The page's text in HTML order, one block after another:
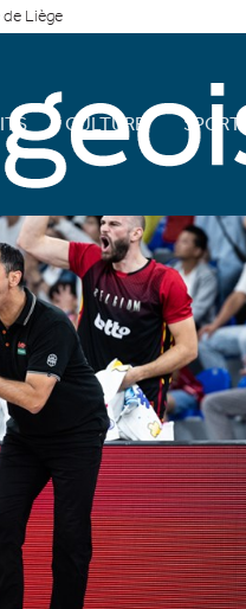
Liège
CULTURE SPORT